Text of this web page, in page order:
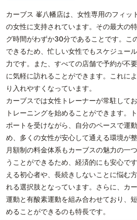
カーブス 峯八幡店は、女性専用のフィッ
の女性に支持されています。その最大の
グ時間がわずか30分であることです。こ
できるため、忙しい女性でもスケジュー
力です。また、すべての店舗で予約が不
に気軽に訪れることができます。これに
り入れやすくなっています。
カーブスでは女性トレーナーが常駐して
トレーニングを始めることができます。
ポートを受けながら、自分のペースで運
め、多くの女性が安心して通える環境が整
月額制の料金体系もカーブスの魅力の一
うことができるため、経済的にも安心で
える初心者や、長続きしないことに悩む
れる選択肢となっています。さらに、カ
運動と有酸素運動を組み合わせており、
めることができるのも特長です。